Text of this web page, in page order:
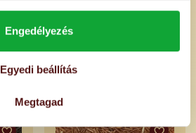
Engedélyezés
Egyedi beállítás
Megtagad